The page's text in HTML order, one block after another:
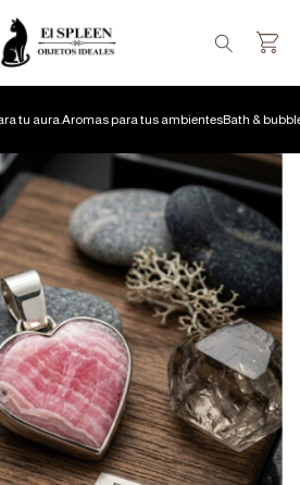
tu aura.Aromas para tus ambientesBath &